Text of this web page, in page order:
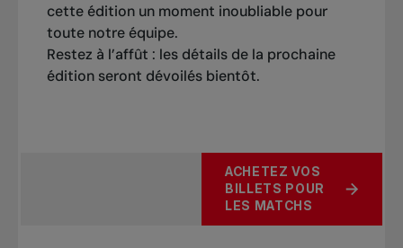
cette édition un moment inoubliable pour
toute notre équipe.
Restez à l’affût : les détails de la prochaine
édition seront dévoilés bientôt.
ACHETEZ VOS
BILLETS POUR
LES MATCHS